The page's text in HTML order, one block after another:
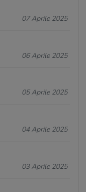
07 Aprile 2025
06 Aprile 2025
05 Aprile 2025
04 Aprile 2025
03 Aprile 2025